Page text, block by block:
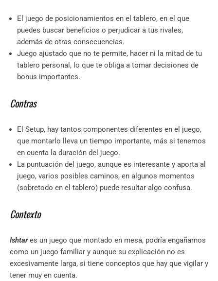
El juego de posicionamientos en el tablero, en el que
puedes buscar beneficios o perjudicar a tus rivales,
además de otras consecuencias.
Juego ajustado que no te permite, hacer ni la mitad de tu
tablero personal, lo que te obliga a tomar decisiones de
bonus importantes.
Contras
El Setup, hay tantos componentes diferentes en el juego,
que montarlo lleva un tiempo importante, más si tenemos
en cuenta la duración del juego.
La puntuación del juego, aunque es interesante y aporta al
juego, varios posibles caminos, en algunos momentos
(sobretodo en el tablero) puede resultar algo confusa.
Contexto
Ishtares un juego que montado en mesa, podría engañarnos
como un juego familiar y aunque su explicación no es
excesivamente larga, si tiene conceptos que hay que vigilar y
tener muy en cuenta.